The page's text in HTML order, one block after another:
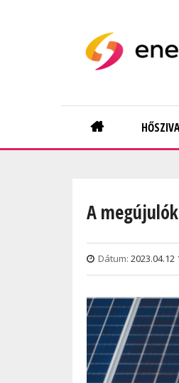
Main
navigation
A
Dátum: 2023.04.12